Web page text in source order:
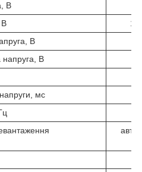
В
В
В
напруга, В
напруги, мс